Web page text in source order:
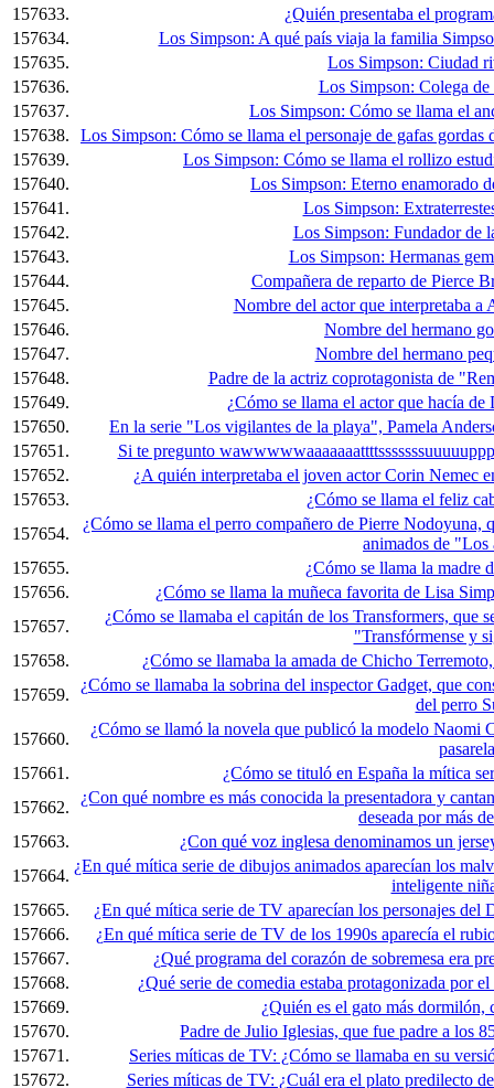
157633.
¿Quién presentaba el
157634.
Los Simpson: A qué país viaja la familia
157635.
Los Simpson: Ciudad
157636.
Los Simpson: Colega de
157637.
Los Simpson: Cómo se llama el
157638.
Los Simpson: Cómo se llama el personaje de gafas
157639.
Los Simpson: Cómo se llama el rollizo
157640.
Los Simpson: Eterno enamorado
157641.
Los Simpson:
157642.
Los Simpson: Fundador de
157643.
Los Simpson: Hermanas
157644.
Compañera de reparto de Pierce
157645.
Nombre del actor que interpretaba
157646.
Nombre del hermano
157647.
Nombre del hermano
157648.
Padre de la actriz coprotagonista de
157649.
¿Cómo se llama el actor que hacía
157650.
En la serie "Los vigilantes de la playa", Pamela
157651.
Si te pregunto
157652.
¿A quién interpretaba el joven actor Corin Nemec
157653.
¿Cómo se llama el feliz
157654.
¿Cómo se llama el perro compañero de Pierre Nodoyuna,
animados de "Los
157655.
¿Cómo se llama la madre
157656.
¿Cómo se llama la muñeca favorita de Lisa
157657.
¿Cómo se llamaba el capitán de los Transformers, que
"Transfórmense y
157658.
¿Cómo se llamaba la amada de Chicho
157659.
¿Cómo se llamaba la sobrina del inspector Gadget, que
del perro
157660.
¿Cómo se llamó la novela que publicó la modelo Naomi
157661.
¿Cómo se tituló en España la mítica
157662.
¿Con qué nombre es más conocida la presentadora y
deseada por más
157663.
¿Con qué voz inglesa denominamos un
157664.
¿En qué mítica serie de dibujos animados aparecían los
inteligente
157665.
¿En qué mítica serie de TV aparecían los personajes
157666.
¿En qué mítica serie de TV de los 1990s aparecía el
157667.
¿Qué programa del corazón de sobremesa era
157668.
¿Qué serie de comedia estaba protagonizada por
157669.
¿Quién es el gato más
157670.
Padre de Julio Iglesias, que fue padre a los
157671.
Series míticas de TV: ¿Cómo se llamaba en su
157672.
Series míticas de TV: ¿Cuál era el plato predilecto